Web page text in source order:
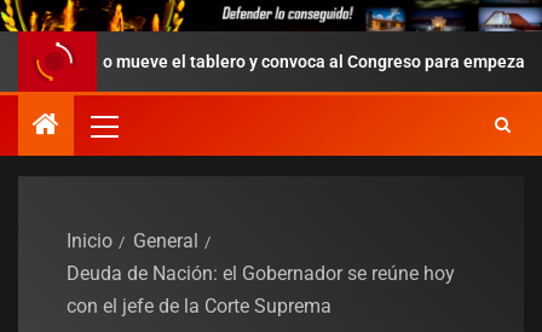
mueve el tablero y convoca al Congreso para empezar a ordenar
Inicio
General
Deuda de Nación: el Gobernador se reúne hoy
con el jefe de la Corte Suprema